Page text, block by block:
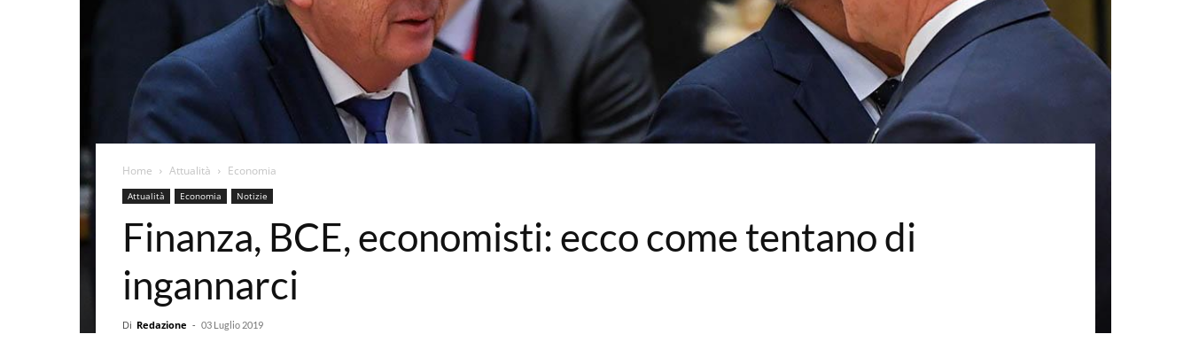
Home Attualità Economia
Attualità Economia Notizie
Finanza, BCE, economisti: ecco come tentano di
ingannarci
Di Redazione - 03 Luglio 2019